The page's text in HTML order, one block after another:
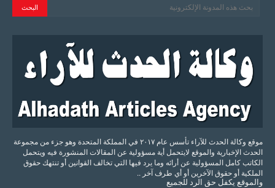
موقع وكالة الحدث للآراء تأسس عام ٢٠١٧ في المملكة المتحدة وهو جزء من مجموعة
الحدث الإخبارية والموقع لايتحمل أية مسؤولية عن المقالات المنشورة فيه ويتحمل
الكاتب كامل المسؤولية عن أرائه وما يرد فيها التي تخالف القوانين أو تنتهك حقوق
الملكية أو حقوق الآخرين أو أي طرف آخر ..
والموقع يكفل حق الرد للجميع